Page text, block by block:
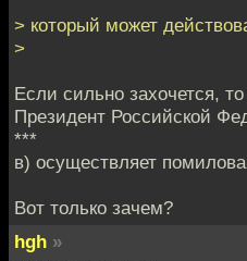
> который может
>
Если сильно захочется,
Президент Российской
***
в) осуществляет
Вот только зачем?
hgh »